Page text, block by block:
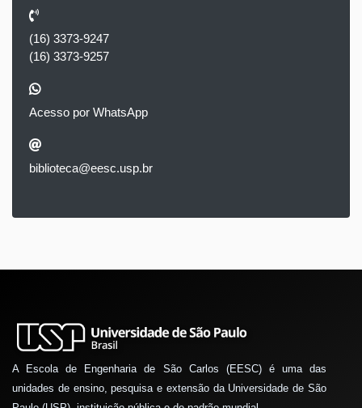
(16) 3373-9247
(16) 3373-9257
Acesso por WhatsApp
biblioteca@eesc.usp.br
A Escola de Engenharia de São Carlos (EESC) é uma das
unidades de ensino, pesquisa e extensão da Universidade de São